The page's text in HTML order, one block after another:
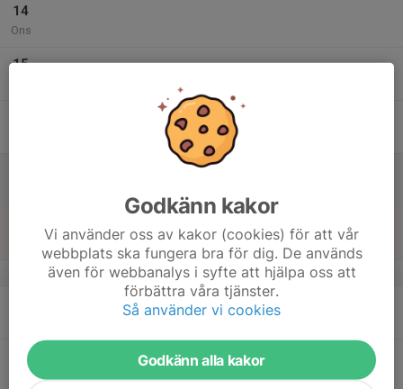
14
Ons
15
v.21
20
Godkänn kakor
Vi använder oss av kakor (cookies) för att vår
webbplats ska fungera bra för dig. De används
även för webbanalys i syfte att hjälpa oss att
förbättra våra tjänster.
Så använder vi cookies
Godkänn alla kakor